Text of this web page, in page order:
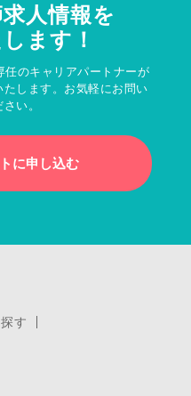
人情報を
ます！
任のキャリアパートナーが
します。お気軽にお問い
い。
に申し込む
す